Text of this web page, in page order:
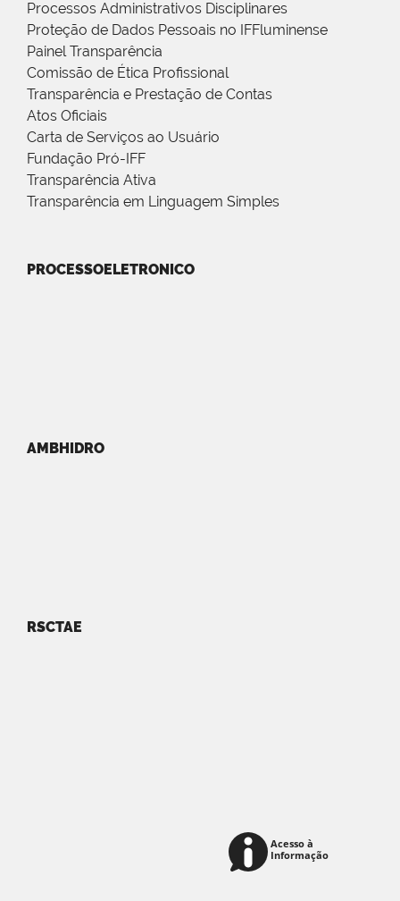
Processos Administrativos Disciplinares
Proteção de Dados Pessoais no IFFluminense
Painel Transparência
Comissão de Ética Profissional
Transparência e Prestação de Contas
Atos Oficiais
Carta de Serviços ao Usuário
Fundação Pró-IFF
Transparência Ativa
Transparência em Linguagem Simples
PROCESSOELETRONICO
AMBHIDRO
RSCTAE